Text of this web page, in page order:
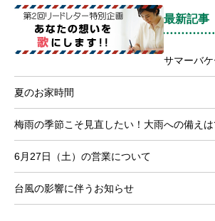
最新記事
サマーバ
夏のお家時間
梅雨の季節こそ見直したい！大雨への備え
6月27日（土）の営業について
台風の影響に伴うお知らせ